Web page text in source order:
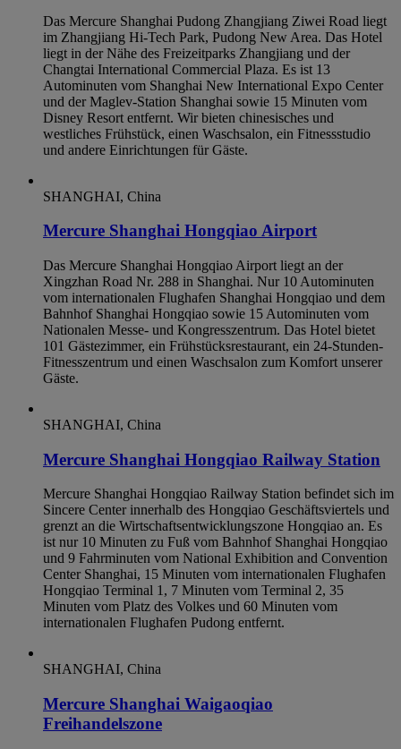
Das Mercure Shanghai Pudong Zhangjiang Ziwei Road liegt
im Zhangjiang Hi-Tech Park, Pudong New Area. Das Hotel
liegt in der Nähe des Freizeitparks Zhangjiang und der
Changtai International Commercial Plaza. Es ist 13
Autominuten vom Shanghai New International Expo Center
und der Maglev-Station Shanghai sowie 15 Minuten vom
Disney Resort entfernt. Wir bieten chinesisches und
westliches Frühstück, einen Waschsalon, ein Fitnessstudio
und andere Einrichtungen für Gäste.
SHANGHAI, China
Mercure Shanghai Hongqiao Airport
Das Mercure Shanghai Hongqiao Airport liegt an der
Xingzhan Road Nr. 288 in Shanghai. Nur 10 Autominuten
vom internationalen Flughafen Shanghai Hongqiao und dem
Bahnhof Shanghai Hongqiao sowie 15 Autominuten vom
Nationalen Messe- und Kongresszentrum. Das Hotel bietet
101 Gästezimmer, ein Frühstücksrestaurant, ein 24-Stunden-
Fitnesszentrum und einen Waschsalon zum Komfort unserer
Gäste.
SHANGHAI, China
Mercure Shanghai Hongqiao Railway Station
Mercure Shanghai Hongqiao Railway Station befindet sich im
Sincere Center innerhalb des Hongqiao Geschäftsviertels und
grenzt an die Wirtschaftsentwicklungszone Hongqiao an. Es
ist nur 10 Minuten zu Fuß vom Bahnhof Shanghai Hongqiao
und 9 Fahrminuten vom National Exhibition and Convention
Center Shanghai, 15 Minuten vom internationalen Flughafen
Hongqiao Terminal 1, 7 Minuten vom Terminal 2, 35
Minuten vom Platz des Volkes und 60 Minuten vom
internationalen Flughafen Pudong entfernt.
SHANGHAI, China
Mercure Shanghai Waigaoqiao
Freihandelszone